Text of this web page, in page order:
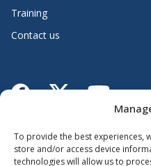
To provide the best experiences,
store and/or access device
technologies will allow us to
Training
Contact us
Lien vers Facebook
Lien vers X
Lien
Follow the Ministère de